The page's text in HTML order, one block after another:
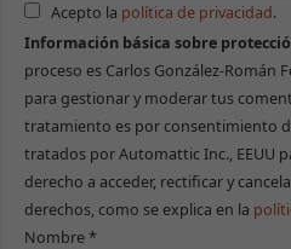
Acepto la política de privacidad.
Información básica sobre
proceso es Carlos González-Román
para gestionar y moderar tus
tratamiento es por consentimiento
tratados por Automattic Inc., EEUU
derecho a acceder, rectificar y
derechos, como se explica en la
Nombre*